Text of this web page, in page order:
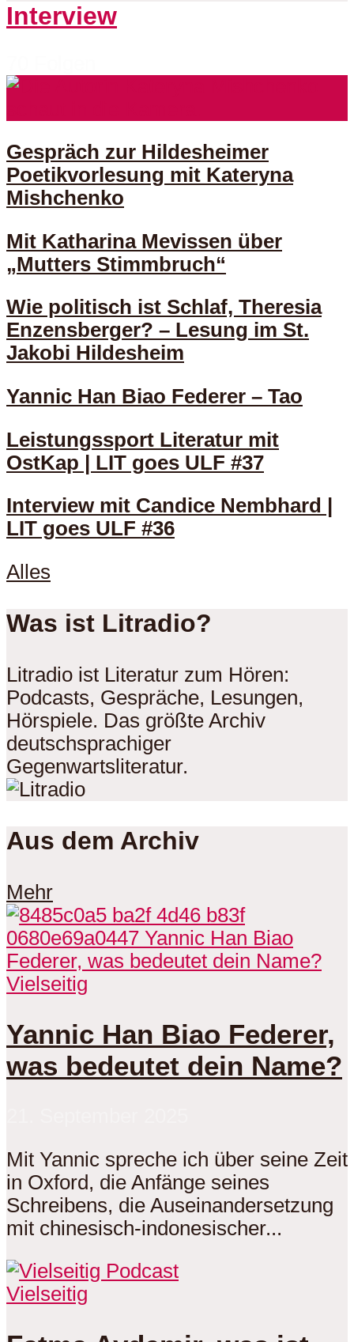
Interview
Gespräch zur Hildesheimer
Poetikvorlesung mit Kateryna
Mishchenko
Mit Katharina Mevissen über
„Mutters Stimmbruch“
Wie politisch ist Schlaf, Theresia
Enzensberger? – Lesung im St.
Jakobi Hildesheim
Yannic Han Biao Federer – Tao
Leistungssport Literatur mit
OstKap | LIT goes ULF #37
Interview mit Candice Nembhard |
LIT goes ULF #36
Alles
Was ist Litradio?
Litradio ist Literatur zum Hören:
Podcasts, Gespräche, Lesungen,
Hörspiele. Das größte Archiv
deutschsprachiger
Gegenwartsliteratur.
Aus dem Archiv
Mehr
Vielseitig
Yannic Han Biao Federer,
was bedeutet dein Name?
Mit Yannic spreche ich über seine Zeit
in Oxford, die Anfänge seines
Schreibens, die Auseinandersetzung
mit chinesisch-indonesischer...
Vielseitig